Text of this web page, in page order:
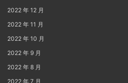
2022 年 12 月
2022 年 11 月
2022 年 10 月
2022 年 9 月
2022 年 8 月
2022 年 7 月